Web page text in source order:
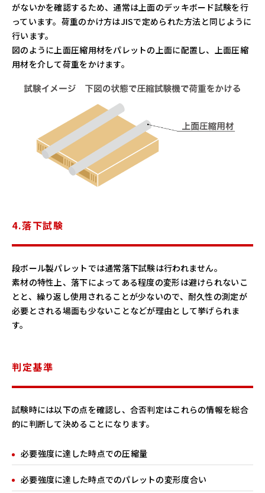
がないかを確認するため、通常は上面のデッキボード試験を行
っています。荷重のかけ方はJISで定められた方法と同じように
行います。
図のように上面圧縮用材をパレットの上面に配置し、上面圧縮
用材を介して荷重をかけます。
4.落下試験
段ボール製パレットでは通常落下試験は行われません。
素材の特性上、落下によってある程度の変形は避けられないこ
とと、繰り返し使用されることが少ないので、耐久性の測定が
必要とされる場面も少ないことなどが理由として挙げられま
す。
判定基準
試験時には以下の点を確認し、合否判定はこれらの情報を総合
的に判断して決めることになります。
必要強度に達した時点での圧縮量
必要強度に達した時点でのパレットの変形度合い